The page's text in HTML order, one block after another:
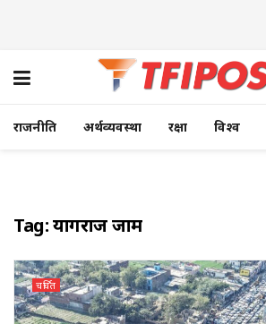
राजनीति अर्थव्यवस्था रक्षा विश्व
Tag:प्रयागराज जाम
चर्चित